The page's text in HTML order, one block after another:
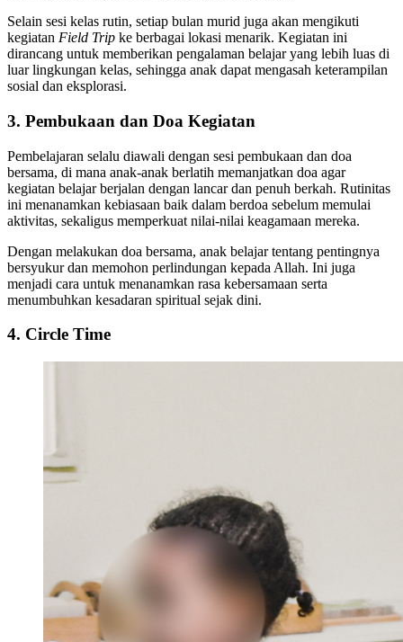
Selain sesi kelas rutin, setiap bulan murid juga akan mengikuti
kegiatan Field Trip ke berbagai lokasi menarik. Kegiatan ini
dirancang untuk memberikan pengalaman belajar yang lebih luas di
luar lingkungan kelas, sehingga anak dapat mengasah keterampilan
sosial dan eksplorasi.
3. Pembukaan dan Doa Kegiatan
Pembelajaran selalu diawali dengan sesi pembukaan dan doa
bersama, di mana anak-anak berlatih memanjatkan doa agar
kegiatan belajar berjalan dengan lancar dan penuh berkah. Rutinitas
ini menanamkan kebiasaan baik dalam berdoa sebelum memulai
aktivitas, sekaligus memperkuat nilai-nilai keagamaan mereka.
Dengan melakukan doa bersama, anak belajar tentang pentingnya
bersyukur dan memohon perlindungan kepada Allah. Ini juga
menjadi cara untuk menanamkan rasa kebersamaan serta
menumbuhkan kesadaran spiritual sejak dini.
4. Circle Time